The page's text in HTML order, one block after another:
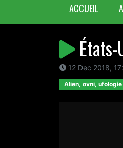
ACCUEIL
12 Dec 2018,
Alien, ovni, ufologie